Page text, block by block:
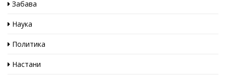
Забава
Наука
Политика
Настани